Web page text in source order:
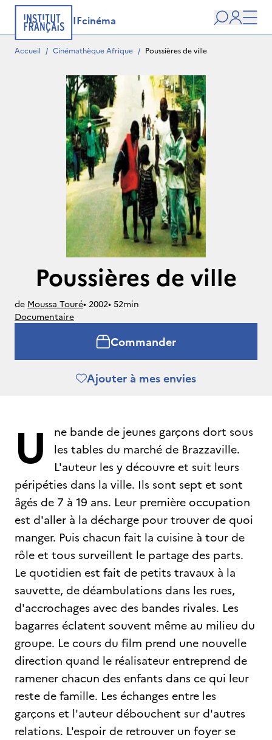
IFcinéma
user
Accueil / Cinémathèque Afrique / Poussières de ville
Poussières de ville
de Moussa Touré• 2002• 52min
Documentaire
Commander
Ajouter à mes envies
U
ne bande de jeunes garçons dort sous
les tables du marché de Brazzaville.
L'auteur les y découvre et suit leurs
péripéties dans la ville. Ils sont sept et sont
âgés de 7 à 19 ans. Leur première occupation
est d'aller à la décharge pour trouver de quoi
manger. Puis chacun fait la cuisine à tour de
rôle et tous surveillent le partage des parts.
Le quotidien est fait de petits travaux à la
sauvette, de déambulations dans les rues,
d'accrochages avec des bandes rivales. Les
bagarres éclatent souvent même au milieu du
groupe. Le cours du film prend une nouvelle
direction quand le réalisateur entreprend de
ramener chacun des enfants dans ce qui leur
reste de famille. Les échanges entre les
garçons et l'auteur débouchent sur d'autres
relations. L'espoir de retrouver un foyer se